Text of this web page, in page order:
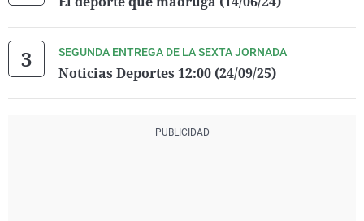
SEGUNDA ENTREGA DE LA SEXTA JORNADA
Noticias Deportes 12:00 (24/09/25)